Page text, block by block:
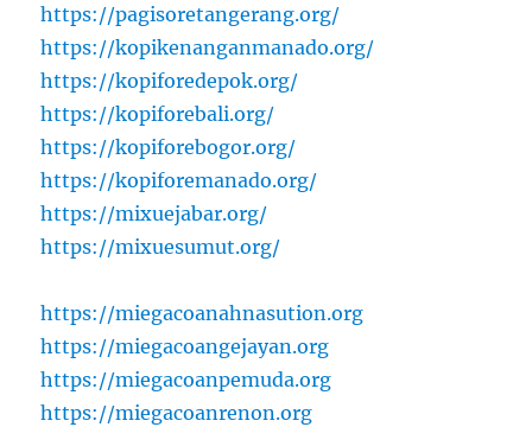
https://pagisoretangerang.org/
https://kopikenanganmanado.org/
https://kopiforedepok.org/
https://kopiforebali.org/
https://kopiforebogor.org/
https://kopiforemanado.org/
https://mixuejabar.org/
https://mixuesumut.org/
https://miegacoanahnasution.org
https://miegacoangejayan.org
https://miegacoanpemuda.org
https://miegacoanrenon.org